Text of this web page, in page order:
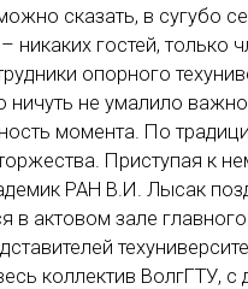
сказать, в сугубо
никаких гостей, только
опорного
ничуть не умалило
момента. По
Приступая к
РАН В.И. Лысак
в актовом зале
коллектив ВолгГТУ,